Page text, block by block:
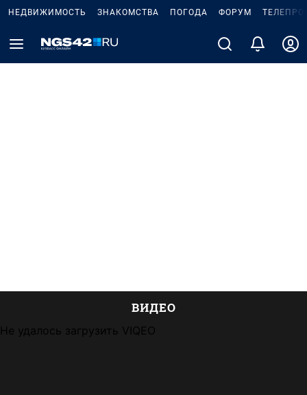
НЕДВИЖИМОСТЬ ЗНАКОМСТВА ПОГОДА ФОРУМ
ВИДЕО
Не удалось загрузить VIQEO